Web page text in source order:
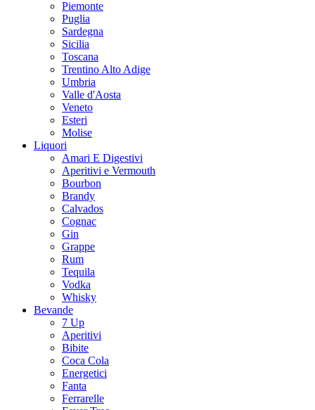
Piemonte
Puglia
Sardegna
Sicilia
Toscana
Trentino Alto Adige
Umbria
Valle d'Aosta
Veneto
Esteri
Molise
Liquori
Amari E Digestivi
Aperitivi e Vermouth
Bourbon
Brandy
Calvados
Cognac
Gin
Grappe
Rum
Tequila
Vodka
Whisky
Bevande
7 Up
Aperitivi
Bibite
Coca Cola
Energetici
Fanta
Ferrarelle